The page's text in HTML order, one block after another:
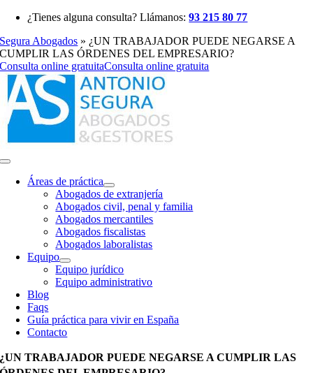
Saltar
contenido
¿Tienes alguna consulta? Llámanos:93 215 80 77
Segura Abogados » ¿UN TRABAJADOR PUEDE NEGARSE A
CUMPLIR LAS ÓRDENES DEL EMPRESARIO?
Consulta online gratuitaConsulta online gratuita
Toggle
NavigationÁreas de práctica
Abogados de extranjería
Abogados civil, penal y familia
Abogados mercantiles
Abogados fiscalistas
Abogados laboralistas
Equipo
Equipo jurídico
Equipo administrativo
Blog
Faqs
Guía práctica para vivir en España
Contacto
¿UN TRABAJADOR PUEDE NEGARSE A CUMPLIR LAS